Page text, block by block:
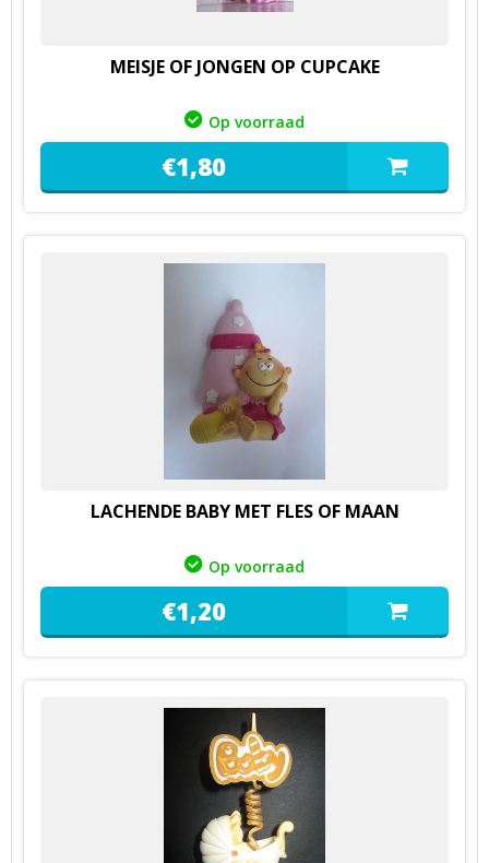
MEISJE OF JONGEN OP CUPCAKE
Op voorraad
€1,80
LACHENDE BABY MET FLES OF MAAN
Op voorraad
€1,20